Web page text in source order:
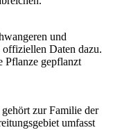
und
offiziellen Daten dazu.
Pflanze gepflanzt
zur Familie der
umfasst